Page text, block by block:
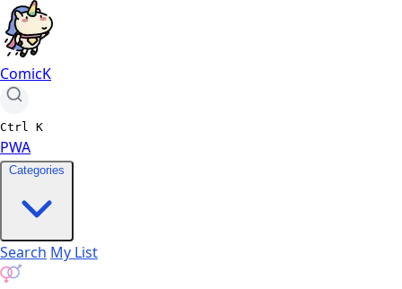
ComicK
Ctrl K
PWA
Categories
Search My List